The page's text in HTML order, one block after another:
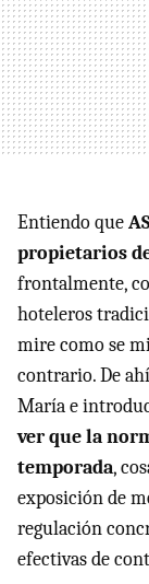
Entiendo que
propietarios
frontalmente,
hoteleros
mire como se
contrario. De
María e
ver que la
temporada,
exposición de
regulación
efectivas de